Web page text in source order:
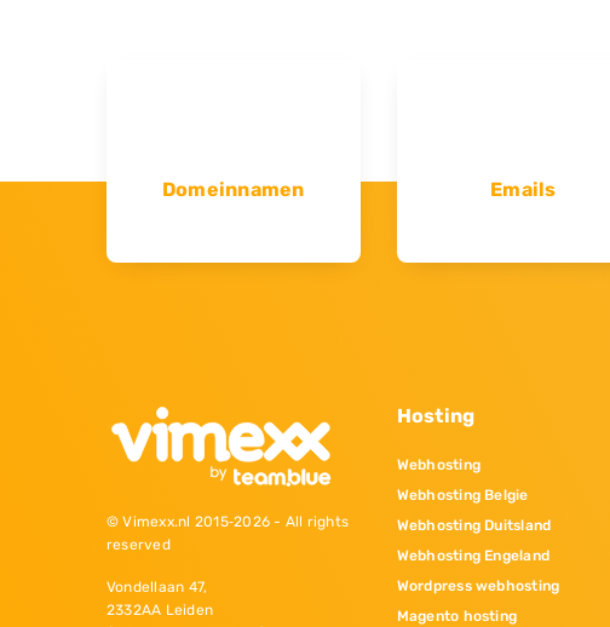
Domeinnamen Emails
© Vimexx.nl 2015‐2026 - All rights
reserved
Vondellaan 47,
2332AA Leiden
Hosting
Webhosting
Webhosting Belgie
Webhosting Duitsland
Webhosting Engeland
Wordpress webhosting
Magento hosting